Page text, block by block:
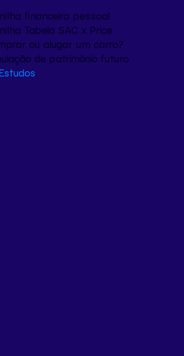
financeira pessoal
Tabela SAC x Price
ou alugar um carro?
de patrimônio futuro